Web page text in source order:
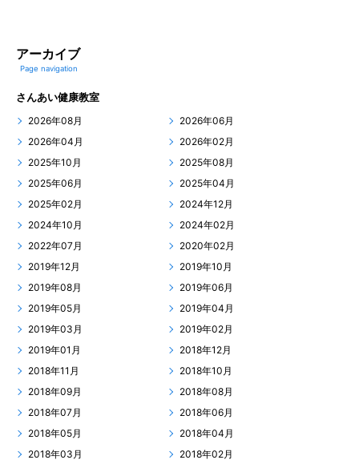
アーカイブ
Page navigation
さんあい健康教室
2026年08月
2026年06月
2026年04月
2026年02月
2025年10月
2025年08月
2025年06月
2025年04月
2025年02月
2024年12月
2024年10月
2024年02月
2022年07月
2020年02月
2019年12月
2019年10月
2019年08月
2019年06月
2019年05月
2019年04月
2019年03月
2019年02月
2019年01月
2018年12月
2018年11月
2018年10月
2018年09月
2018年08月
2018年07月
2018年06月
2018年05月
2018年04月
2018年03月
2018年02月